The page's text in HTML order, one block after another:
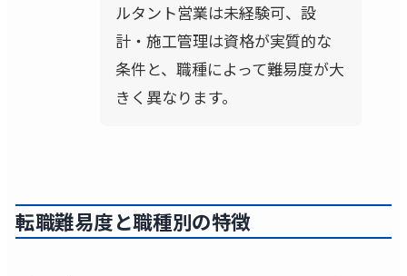
ルタント営業は未経験可、設
計・施工管理は資格が実質的な
条件と、職種によって難易度が大
きく異なります。
転職難易度と職種別の特徴